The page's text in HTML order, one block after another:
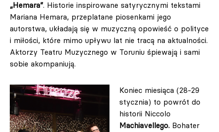
„Hemara”. Historie inspirowane satyrycznymi tekstami
Mariana Hemara, przeplatane piosenkami jego
autorstwa, układają się w muzyczną opowieść o polityce
i miłości, które mimo upływu lat nie tracą na aktualności.
Aktorzy Teatru Muzycznego w Toruniu śpiewają i sami
sobie akompaniują.
Koniec miesiąca (28-29
stycznia) to powrót do
historii Niccolo
Machiavellego. Bohater